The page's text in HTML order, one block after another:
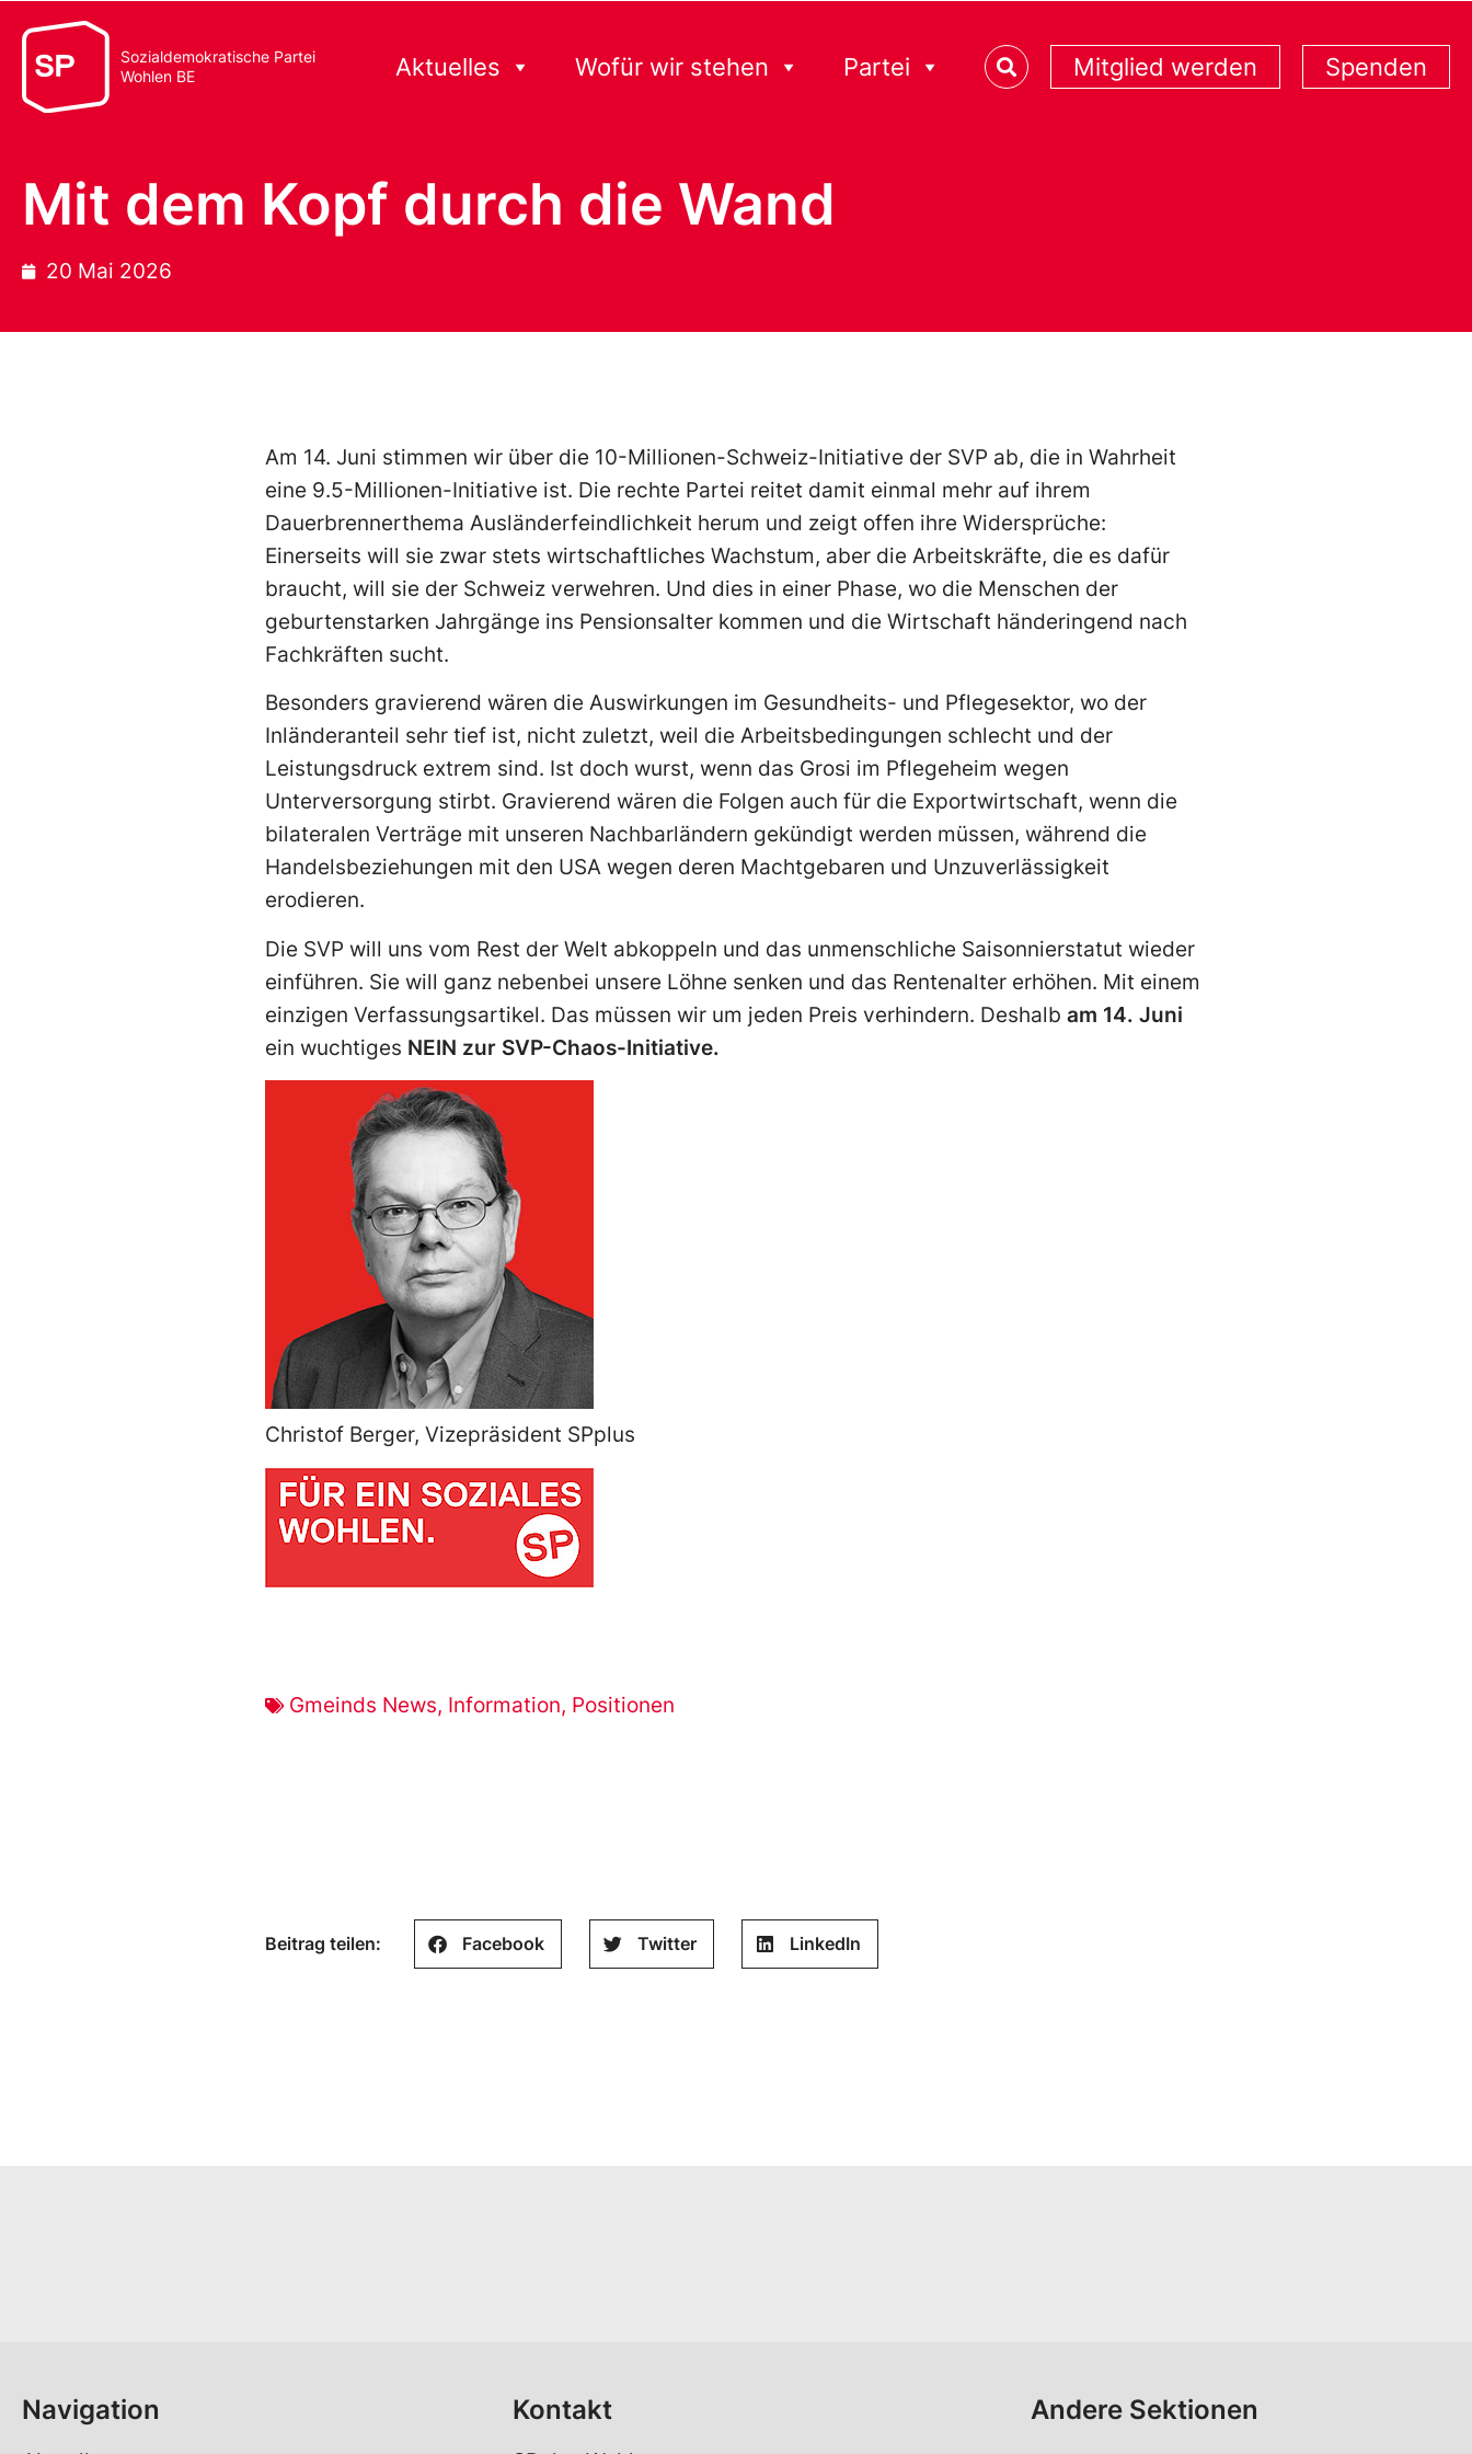
Sozialdemokratische Partei
Wohlen BE
Aktuelles Wofür wir stehen Partei Mitglied werden Spenden
Mit dem Kopf durch die Wand
20 Mai 2026
Am 14. Juni stimmen wir über die 10-Millionen-Schweiz-Initiative der SVP ab, die in Wahrheit
eine 9.5-Millionen-Initiative ist. Die rechte Partei reitet damit einmal mehr auf ihrem
Dauerbrennerthema Ausländerfeindlichkeit herum und zeigt offen ihre Widersprüche:
Einerseits will sie zwar stets wirtschaftliches Wachstum, aber die Arbeitskräfte, die es dafür
braucht, will sie der Schweiz verwehren. Und dies in einer Phase, wo die Menschen der
geburtenstarken Jahrgänge ins Pensionsalter kommen und die Wirtschaft händeringend nach
Fachkräften sucht.
Besonders gravierend wären die Auswirkungen im Gesundheits- und Pflegesektor, wo der
Inländeranteil sehr tief ist, nicht zuletzt, weil die Arbeitsbedingungen schlecht und der
Leistungsdruck extrem sind. Ist doch wurst, wenn das Grosi im Pflegeheim wegen
Unterversorgung stirbt. Gravierend wären die Folgen auch für die Exportwirtschaft, wenn die
bilateralen Verträge mit unseren Nachbarländern gekündigt werden müssen, während die
Handelsbeziehungen mit den USA wegen deren Machtgebaren und Unzuverlässigkeit
erodieren.
Die SVP will uns vom Rest der Welt abkoppeln und das unmenschliche Saisonnierstatut wieder
einführen. Sie will ganz nebenbei unsere Löhne senken und das Rentenalter erhöhen. Mit einem
einzigen Verfassungsartikel. Das müssen wir um jeden Preis verhindern. Deshalb am 14. Juni
ein wuchtiges NEIN zur SVP-Chaos-Initiative.
Christof Berger, Vizepräsident SPplus
Gmeinds News, Information, Positionen
Beitrag teilen: Facebook Twitter LinkedIn
Navigation Kontakt Andere Sektionen